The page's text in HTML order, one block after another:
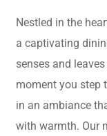
Nestled in the
a captivating
senses and
moment you step
in an ambiance
with warmth. Our